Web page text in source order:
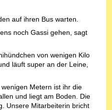
auf ihren Bus warten.
noch Gassi gehen, sagt
von wenigen Kilo
läuft super an der Leine,
Metern ist ihr die
und liegt am Boden. Die
Unsere Mitarbeiterin bricht